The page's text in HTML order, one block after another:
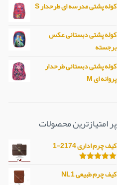
کوله پشتی مدرسه ای طرحدار S
کوله پشتی دبستانی عکس
برجسته
کوله پشتی دبستانی طرحدار
پروانه ای M
پر امتیازترین محصولات
کیف چرم اداری 2174-1
از 5
کیف چرم طبیعی NL1